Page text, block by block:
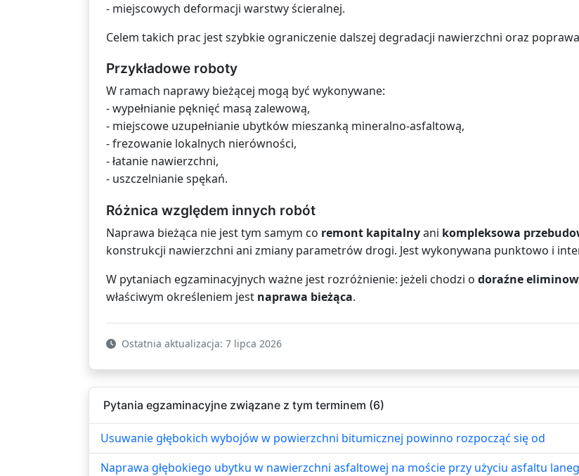
- miejscowych deformacji warstwy ścieralnej.
Celem takich prac jest szybkie ograniczenie dalszej degradacji nawierzchni oraz
Przykładowe roboty
W ramach naprawy bieżącej mogą być wykonywane:
- wypełnianie pęknięć masą zalewową,
- miejscowe uzupełnianie ubytków mieszanką mineralno-asfaltową,
- frezowanie lokalnych nierówności,
- łatanie nawierzchni,
- uszczelnianie spękań.
Różnica względem innych robót
Naprawa bieżąca nie jest tym samym co remont kapitalnyani kompleksowa
konstrukcji nawierzchni ani zmiany parametrów drogi. Jest wykonywana punktowo i
W pytaniach egzaminacyjnych ważne jest rozróżnienie: jeżeli chodzi o doraźne
właściwym określeniem jest naprawa bieżąca.
Ostatnia aktualizacja: 7 lipca 2026
Pytania egzaminacyjne związane z tym terminem (6)
Usuwanie głębokich wybojów w powierzchni bitumicznej powinno rozpocząć się od
Naprawa głębokiego ubytku w nawierzchni asfaltowej na moście przy użyciu asfaltu